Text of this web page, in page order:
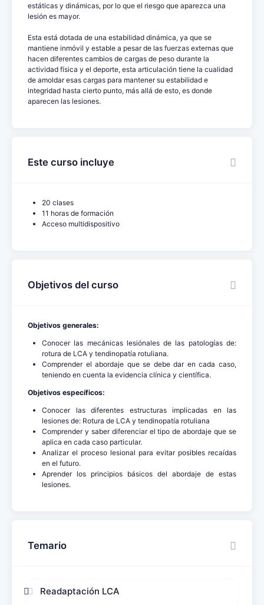
estáticas y dinámicas, por lo que el riesgo que aparezca una
lesión es mayor.
Esta está dotada de una estabilidad dinámica, ya que se
mantiene inmóvil y estable a pesar de las fuerzas externas que
hacen diferentes cambios de cargas de peso durante la
actividad física y el deporte, esta articulación tiene la cualidad
de amoldar esas cargas para mantener su estabilidad e
integridad hasta cierto punto, más allá de esto, es donde
aparecen las lesiones.
Este curso incluye
20 clases
11 horas de formación
Acceso multidispositivo
Objetivos del curso
Objetivos generales:
Conocer las mecánicas lesiónales de las patologías de:
rotura de LCA y tendinopatía rotuliana.
Comprender el abordaje que se debe dar en cada caso,
teniendo en cuenta la evidencia clínica y científica.
Objetivos específicos:
Conocer las diferentes estructuras implicadas en las
lesiones de: Rotura de LCA y tendinopatía rotuliana
Comprender y saber diferenciar el tipo de abordaje que se
aplica en cada caso particular.
Analizar el proceso lesional para evitar posibles recaídas
en el futuro.
Aprender los principios básicos del abordaje de estas
lesiones.
Temario
Readaptación LCA